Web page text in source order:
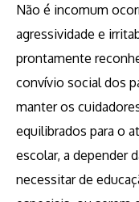
Não é incomum
agressividade e
prontamente
convívio social dos
manter os
equilibrados para o
escolar, a depender
necessitar de